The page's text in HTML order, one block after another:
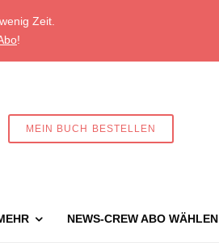
Zeit.
!
MEIN BUCH BESTELLEN
NEWS-CREW ABO WÄHLEN